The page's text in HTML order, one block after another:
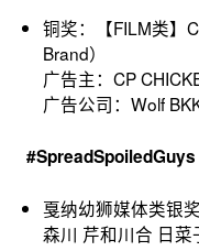
铜奖：【FILM类】
Brand）
广告主：CP
广告公司：Wolf
#SpreadSpoiledGuys
戛纳幼狮媒体类银奖
森川 芹和川合 日